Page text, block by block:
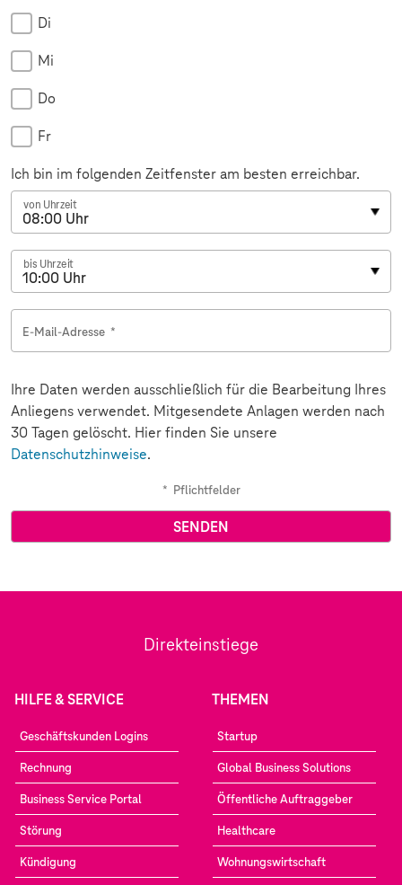
Di
Mi
Do
Fr
Ich bin im folgenden Zeitfenster am besten erreichbar.
von Uhrzeit
bis Uhrzeit
E-Mail-Adresse *
Ihre Daten werden ausschließlich für die Bearbeitung Ihres
Anliegens verwendet. Mitgesendete Anlagen werden nach
30 Tagen gelöscht. Hier finden Sie unsere
Datenschutzhinweise.
* Pflichtfelder
Direkteinstiege
HILFE & SERVICE
Geschäftskunden Logins
Rechnung
Business Service Portal
Störung
Kündigung
THEMEN
Startup
Global Business Solutions
Öffentliche Auftraggeber
Healthcare
Wohnungswirtschaft